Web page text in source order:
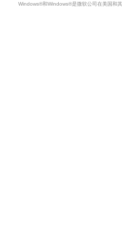
Windows®和Windows®是微软公司在美国和其